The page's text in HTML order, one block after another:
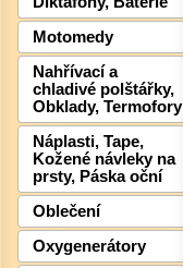
Motomedy
Nahřívací a
chladivé polštářky,
Obklady, Termofory
Náplasti, Tape,
Kožené návleky na
prsty, Páska oční
Oblečení
Oxygenerátory